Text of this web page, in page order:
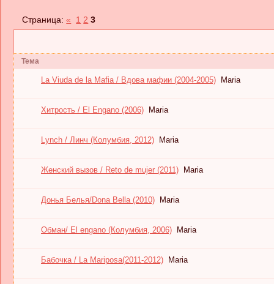
Страница:« 1 2 3
Тема
La Viuda de la Mafia / Вдова мафии (2004-2005) Maria
Хитрость / El Engano (2006) Maria
Lynch / Линч (Колумбия, 2012) Maria
Женский вызов / Reto de mujer (2011) Maria
Донья Белья/Dona Bella (2010) Maria
Обман/ El engano (Колумбия, 2006) Maria
Бабочка / La Mariposa(2011-2012) Maria